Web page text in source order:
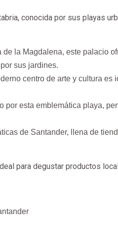
conocida por sus playas
la Magdalena, este palacio
sus jardines.
centro de arte y cultura es
por esta emblemática playa,
de Santander, llena de
para degustar productos